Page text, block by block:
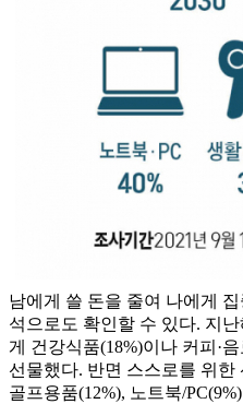
남에게 쓸 돈을 줄여 나에게
석으로도 확인할 수 있다. 지
게 건강식품(18%)이나 커피·
선물했다. 반면 스스로를 위한
골프용품(12%), 노트북/